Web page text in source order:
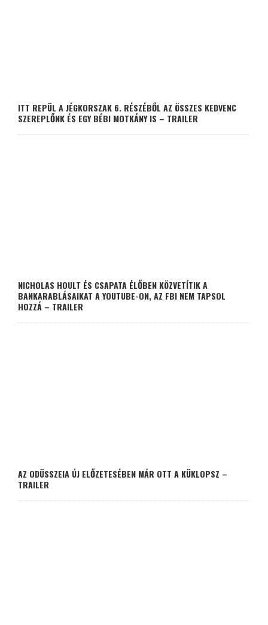
ITT REPÜL A JÉGKORSZAK 6. RÉSZÉBŐL AZ ÖSSZES KEDVENC
SZEREPLŐNK ÉS EGY BÉBI MOTKÁNY IS – TRAILER
NICHOLAS HOULT ÉS CSAPATA ÉLŐBEN KÖZVETÍTIK A
BANKARABLÁSAIKAT A YOUTUBE-ON, AZ FBI NEM TAPSOL
HOZZÁ – TRAILER
AZ ODÜSSZEIA ÚJ ELŐZETESÉBEN MÁR OTT A KÜKLOPSZ –
TRAILER